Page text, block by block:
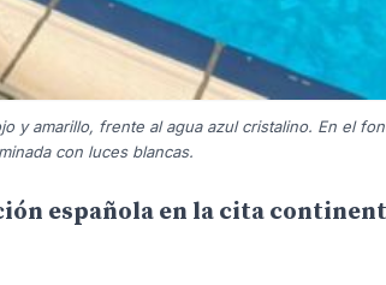
y amarillo, frente al agua azul cristalino. En el
con luces blancas.
española en la cita